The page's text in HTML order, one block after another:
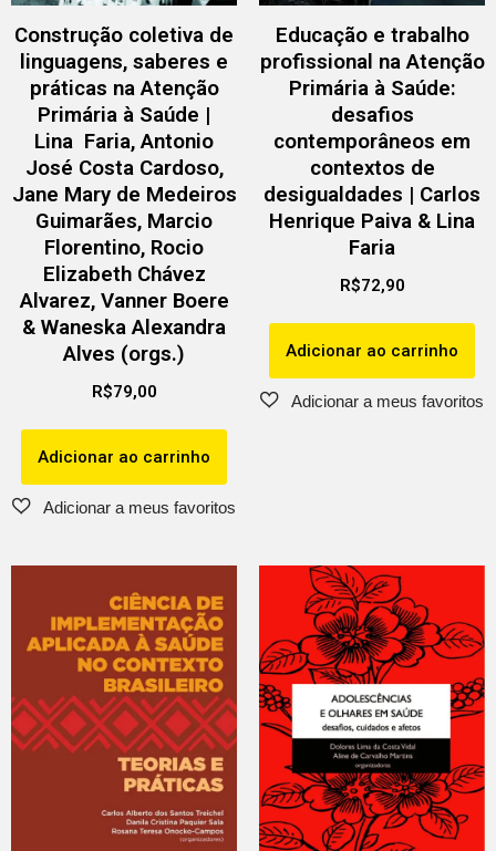
Construção coletiva de
linguagens, saberes e
práticas na Atenção
Primária à Saúde |
Lina Faria, Antonio
José Costa Cardoso,
Jane Mary de Medeiros
Guimarães, Marcio
Florentino, Rocio
Elizabeth Chávez
Alvarez, Vanner Boere
& Waneska Alexandra
Alves (orgs.)
R$79,00
Adicionar ao carrinho
Educação e trabalho
profissional na Atenção
Primária à Saúde:
desafios
contemporâneos em
contextos de
desigualdades | Carlos
Henrique Paiva & Lina
Faria
R$72,90
Adicionar ao carrinho